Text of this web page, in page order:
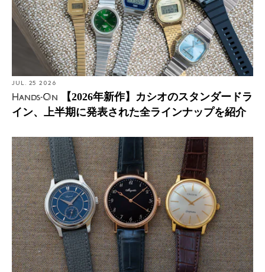
JUL. 25 2026
Hands-On
【2026年新作】カシオのスタンダードラ
イン、上半期に発表された全ラインナップを紹介